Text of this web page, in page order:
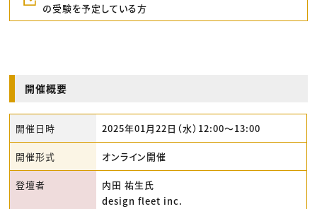
の受験を予定している方
開催概要
開催日時 2025年01月22日（水）12:00〜13:00
開催形式 オンライン開催
登壇者
内田 祐生氏
design fleet inc.